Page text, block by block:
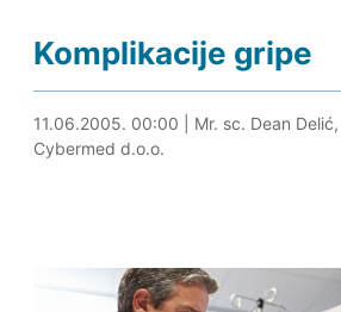
Komplikacije gripe
23.05.2024. 23:43
11.06.2005. 00:00 Mr. sc. Dean
Cybermed d.o.o.